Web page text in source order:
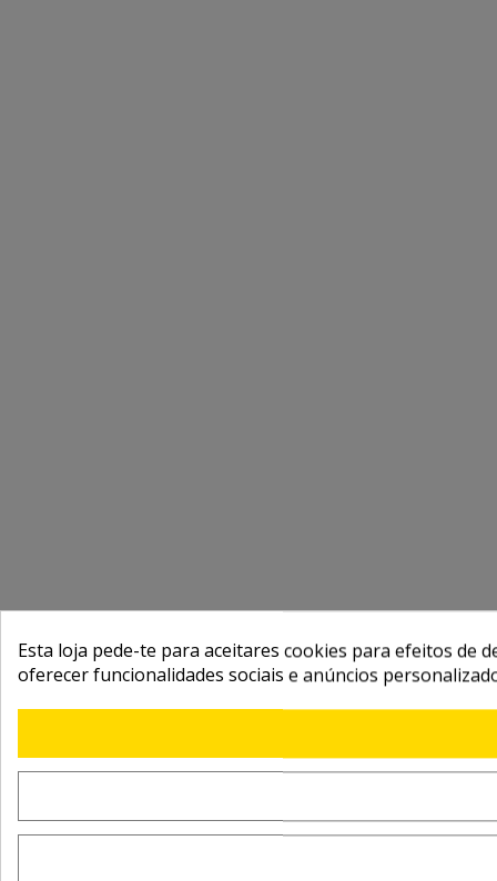
Esta loja pede-te para aceitares cookies para efeitos de
oferecer funcionalidades sociais e anúncios